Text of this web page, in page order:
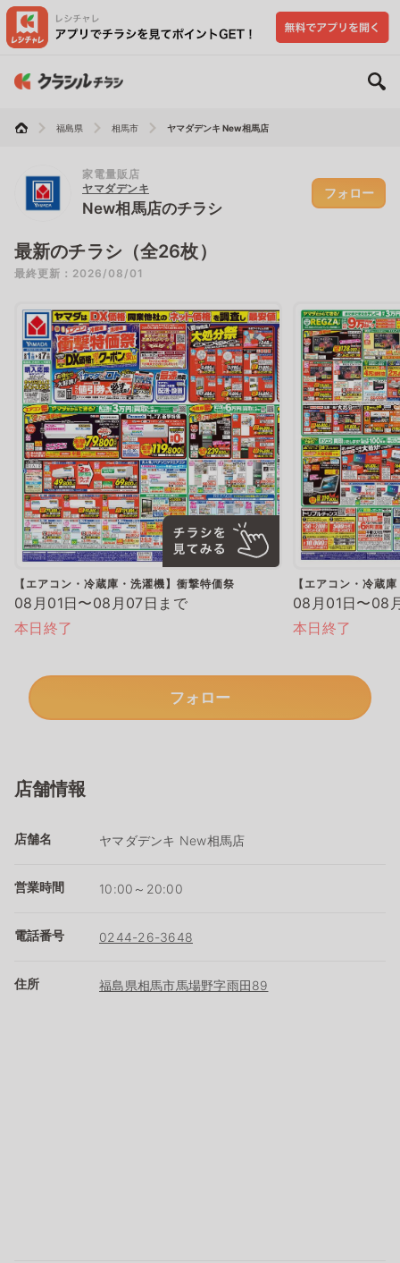
福島県 相馬市 ヤマダデンキ New相馬店
家電量販店
ヤマダデンキ
New相馬店のチラシ
フォロー
最新のチラシ（全26枚）
最終更新：2026/08/01
【エアコン・冷蔵庫・洗濯機】衝撃特価祭
08月01日〜08月07日まで
本日終了
【エアコン・冷蔵
08月01日〜08
本日終了
フォロー
店舗情報
店舗名 ヤマダデンキ New相馬店
営業時間 10:00～20:00
電話番号 0244-26-3648
住所 福島県相馬市馬場野字雨田89